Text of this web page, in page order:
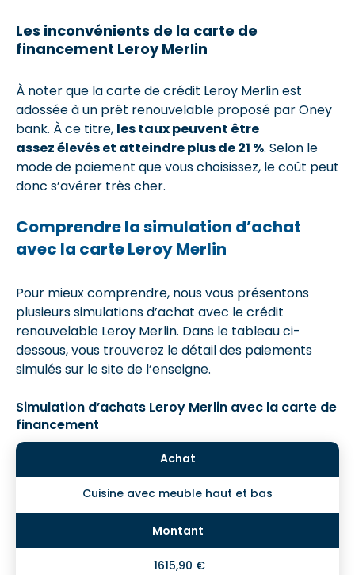
Les inconvénients de la carte de
financement Leroy Merlin
À noter que la carte de crédit Leroy Merlin est
adossée à un prêt renouvelable proposé par Oney
bank. À ce titre, les taux peuvent être
assez élevés et atteindre plus de 21 %. Selon le
mode de paiement que vous choisissez, le coût peut
donc s’avérer très cher.
Comprendre la simulation d’achat
avec la carte Leroy Merlin
Pour mieux comprendre, nous vous présentons
plusieurs simulations d’achat avec le crédit
renouvelable Leroy Merlin. Dans le tableau ci-
dessous, vous trouverez le détail des paiements
simulés sur le site de l’enseigne.
Simulation d’achats Leroy Merlin avec la carte de
financement
Cuisine avec meuble haut et bas
1615,90 €